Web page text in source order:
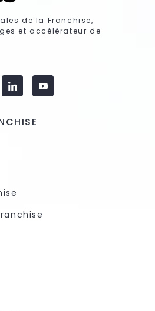
de la Franchise,
et accélérateur de